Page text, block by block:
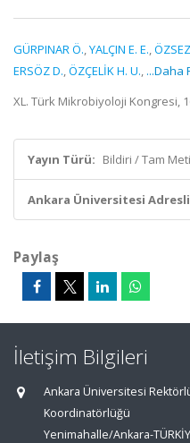
GÜRPINAR Ö.,YALÇIN E. E.,
ERSÖZ D.,ÖZÇELİK H. U., ...Daha
XL. Türk Mikrobiyoloji Kongresi,
Yayın Türü: Bildiri / Tam
Ankara Üniversitesi
Paylaş
İletişim Bilgileri
Ankara Üniversitesi
Koordinatörlüğü
Yenimahalle/Ankara-